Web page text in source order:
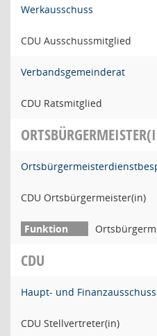
Werkausschuss
CDU Ausschussmitglied
Verbandsgemeinderat
CDU Ratsmitglied
CDU Ortsbürgermeister(in)
CDU
Haupt- und Finanzausschuss
CDU Stellvertreter(in)